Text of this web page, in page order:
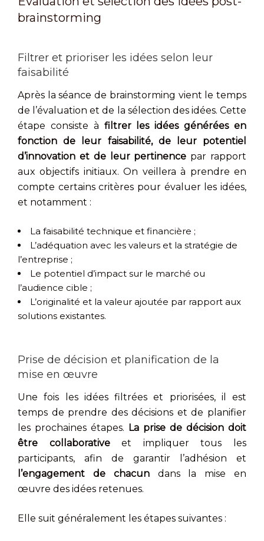
brainstorming
Filtrer et prioriser les idées selon leur
faisabilité
Après la séance de brainstorming vient le temps
de l’évaluation et de la sélection des idées. Cette
étape consiste à filtrer les idées générées en
fonction de leur faisabilité, de leur potentiel
d’innovation et de leur pertinence par rapport
aux objectifs initiaux. On veillera à prendre en
compte certains critères pour évaluer les idées,
et notamment :
La faisabilité technique et financière ;
L’adéquation avec les valeurs et la stratégie de
l’entreprise ;
Le potentiel d’impact sur le marché ou
l’audience cible ;
L’originalité et la valeur ajoutée par rapport aux
solutions existantes.
Prise de décision et planification de la
mise en œuvre
Une fois les idées filtrées et priorisées, il est
temps de prendre des décisions et de planifier
les prochaines étapes. La prise de décision doit
être collaborativeet impliquer tous les
participants, afin de garantir l’adhésion et
l’engagement de chacun dans la mise en
œuvre des idées retenues.
Elle suit généralement les étapes suivantes :